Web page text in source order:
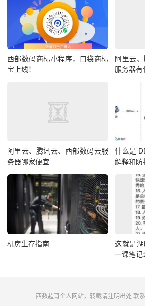
西部数码商标小程序，口袋商标
宝上线！
阿里云
服务器有
阿里云、腾讯云、西部数码云服
务器哪家便宜
什么是
解释和防
机房生存指南
这就是
一课笔记
西数超哥个人网站，转载请注明出处 联